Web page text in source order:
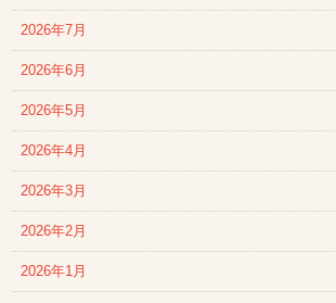
2026年7月
2026年6月
2026年5月
2026年4月
2026年3月
2026年2月
2026年1月